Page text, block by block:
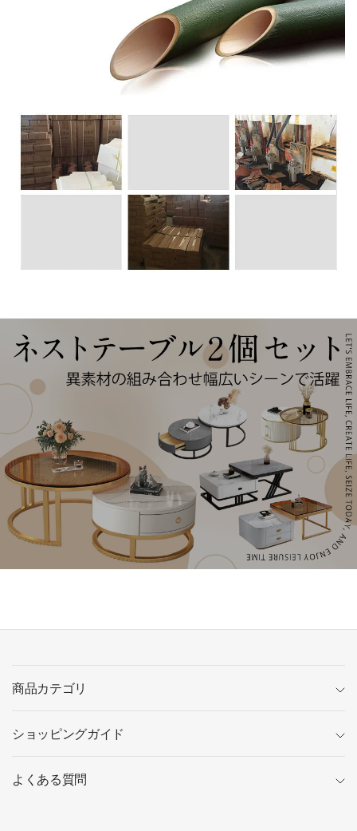
商品カテゴリ
ショッピングガイド
よくある質問